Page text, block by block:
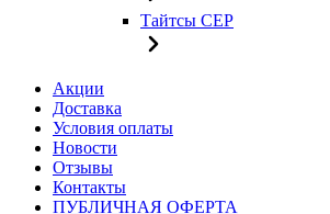
Тайтсы CEP
Акции
Доставка
Условия оплаты
Новости
Отзывы
Контакты
ПУБЛИЧНАЯ ОФЕРТА